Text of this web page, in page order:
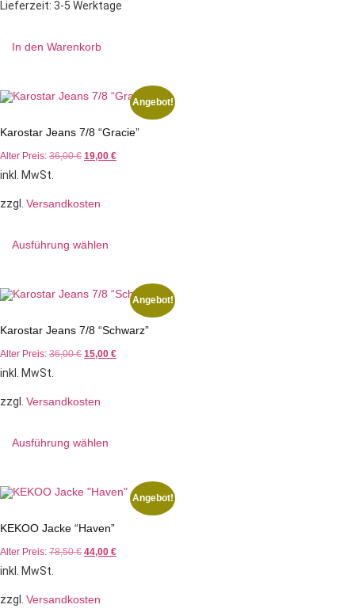
Lieferzeit: 3-5 Werktage
In den Warenkorb
Angebot!
Karostar Jeans 7/8 “Gracie”
Alter Preis: 36,00€ 19,00 €
inkl. MwSt.
zzgl. Versandkosten
Ausführung wählen
Angebot!
Karostar Jeans 7/8 “Schwarz”
Alter Preis: 36,00€ 15,00 €
inkl. MwSt.
zzgl. Versandkosten
Ausführung wählen
Angebot!
KEKOO Jacke “Haven”
Alter Preis: 78,50€ 44,00 €
inkl. MwSt.
zzgl. Versandkosten